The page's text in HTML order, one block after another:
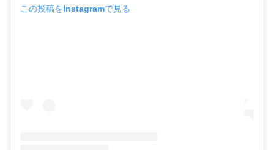
この投稿をInstagramで見る